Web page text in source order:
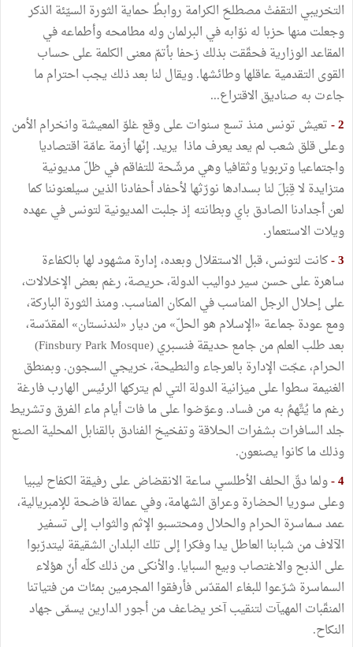
التخريبي التقفتْ مصطلحَ الكرامة روابطُ حماية الثورة السيّئة الذكر
وجعلت منها حزبا له نوّابه في البرلمان وله مطامحه وأطماعه في
المقاعد الوزارية فحقّقت بذلك زحفا بأتمّ معنى الكلمة على حساب
القوى التقدمية عاقلها وطائشها. ويقال لنا بعد ذلك يجب احترام ما
جاءت به صناديق الاقتراع...
2 - تعيش تونس منذ تسع سنوات على وقع غلوّ المعيشة وانخرام الأمن
وعلى قلق شعب لم يعد يعرف ماذا يريد. إنّها أزمة عامّة اقتصاديا
واجتماعيا وتربويا وثقافيا وهي مرشّحة للتفاقم في ظلّ مديونية
متزايدة لا قِبَلَ لنا بسدادها نورّثها لأحفاد أحفادنا الذين سيلعنوننا كما
لعن أجدادنا الصادق باي وبطانته إذ جلبت المديونية لتونس في عهده
ويلات الاستعمار.
3 - كانت لتونس، قبل الاستقلال وبعده، إدارة مشهود لها بالكفاءة
ساهرة على حسن سير دواليب الدولة، حريصة، رغم بعض الإخلالات،
على إحلال الرجل المناسب في المكان المناسب. ومنذ الثورة الباركة،
ومع عودة جماعة «الإسلام هو الحلّ» من ديار «لندنستان» المقدّسة،
بعد طلب العلم من جامع حديقة فنسبري (Finsbury Park Mosque)
الحرام، عجّت الإدارة بالعرجاء والنطيحة، خريجي السجون. وبمنطق
الغنيمة سطوا على ميزانية الدولة التي لم يتركها الرئيس الهارب فارغة
رغم ما يُتَّهمُ به من فساد. وعوّضوا على ما فات أيام ماء الفرق وتشريط
جلد السافرات بشفرات الحلاقة وتفخيخ الفنادق بالقنابل المحلية الصنع
وذلك ما كانوا يصنعون.
4 - ولما دقّ الحلف الأطلسي ساعة الانقضاض على رفيقة الكفاح ليبيا
وعلى سوريا الحضارة وعراق الشهامة، وفي عمالة فاضحة للإمبريالية،
عمد سماسرة الحرام والحلال ومحتسبو الإثم والثواب إلى تسفير
الآلاف من شبابنا العاطل يدا وفكرا إلى تلك البلدان الشقيقة ليتدرّبوا
على الذبح والاغتصاب وبيع السبايا. والأنكى من ذلك كلّه أنّ هؤلاء
السماسرة شرّعوا للبغاء المقدّس فأرفقوا المجرمين بمئات من فتياتنا
المنقّبات المهيآت لتنقيب آخر يضاعف من أجور الدارين يسمّى جهاد
النكاح.